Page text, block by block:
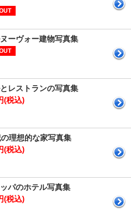
ーヴォー建物写真集
レストランの写真集
(税込)
理想的な家写真集
(税込)
パのホテル写真集
(税込)